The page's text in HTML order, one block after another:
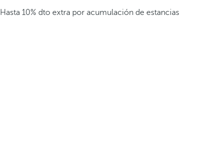
Hasta 10% dto extra por acumulación de estancias